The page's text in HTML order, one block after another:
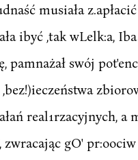
musiała
ibyć ,tak wLelk:a,
pamnażał swój
real1rzacyjnych, a
zwracając gO'